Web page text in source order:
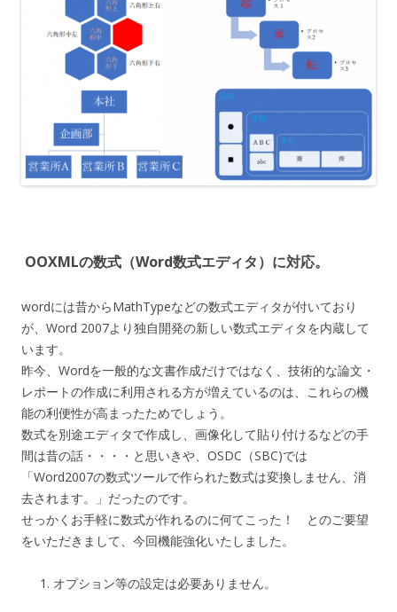
OOXMLの数式（Word数式エディタ）に対応。
wordには昔からMathTypeなどの数式エディタが付いており
が、Word 2007より独自開発の新しい数式エディタを内蔵して
います。
昨今、Wordを一般的な文書作成だけではなく、技術的な論文・
レポートの作成に利用される方が増えているのは、これらの機
能の利便性が高まったためでしょう。
数式を別途エディタで作成し、画像化して貼り付けるなどの手
間は昔の話・・・・と思いきや、OSDC（SBC)では
「Word2007の数式ツールで作られた数式は変換しません、消
去されます。」だったのです。
せっかくお手軽に数式が作れるのに何てこった！ とのご要望
をいただきまして、今回機能強化いたしました。
オプション等の設定は必要ありません。